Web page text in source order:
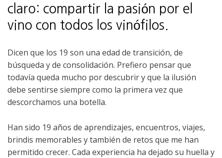
claro: compartir la pasión por el
vino con todos los vinófilos.
Dicen que los 19 son una edad de transición, de
búsqueda y de consolidación. Prefiero pensar que
todavía queda mucho por descubrir y que la ilusión
debe sentirse siempre como la primera vez que
descorchamos una botella.
Han sido 19 años de aprendizajes, encuentros, viajes,
brindis memorables y también de retos que me han
permitido crecer. Cada experiencia ha dejado su huella y